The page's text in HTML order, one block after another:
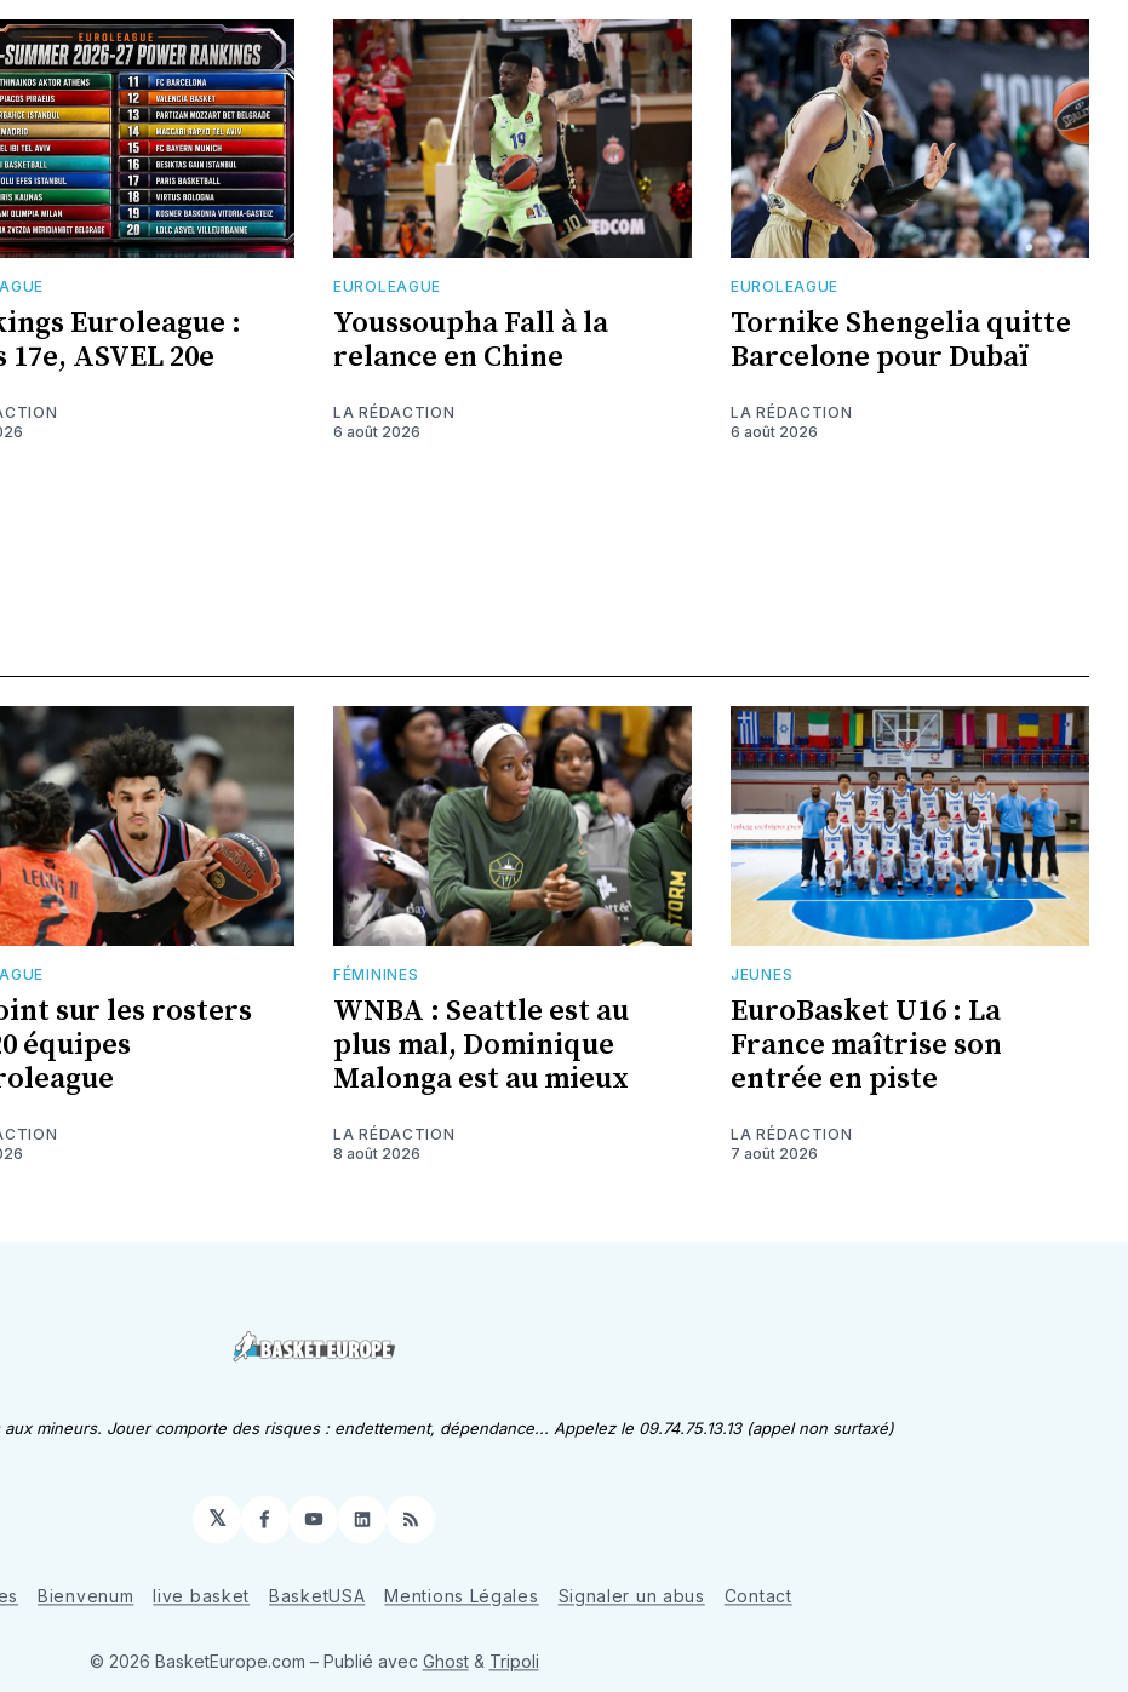
Euroleague :
17e, ASVEL 20e
EUROLEAGUE
Youssoupha Fall à la
relance en Chine
LA RÉDACTION
6 août 2026
EUROLEAGUE
Tornike Shengelia quitte
Barcelone pour Dubaï
LA RÉDACTION
6 août 2026
sur les rosters
équipes
FÉMININES
WNBA : Seattle est au
plus mal, Dominique
Malonga est au mieux
LA RÉDACTION
8 août 2026
JEUNES
EuroBasket U16 : La
France maîtrise son
entrée en piste
LA RÉDACTION
7 août 2026
mineurs. Jouer comporte des risques : endettement, dépendance... Appelez le 09.74.75.13.13 (appel non surtaxé)
𝕏 Facebook
YouTube
LinkedIn
RSS
Bienvenum live basket BasketUSA Mentions Légales Signaler un abus Contact
© 2026 BasketEurope.com – Publié avec Ghost& Tripoli